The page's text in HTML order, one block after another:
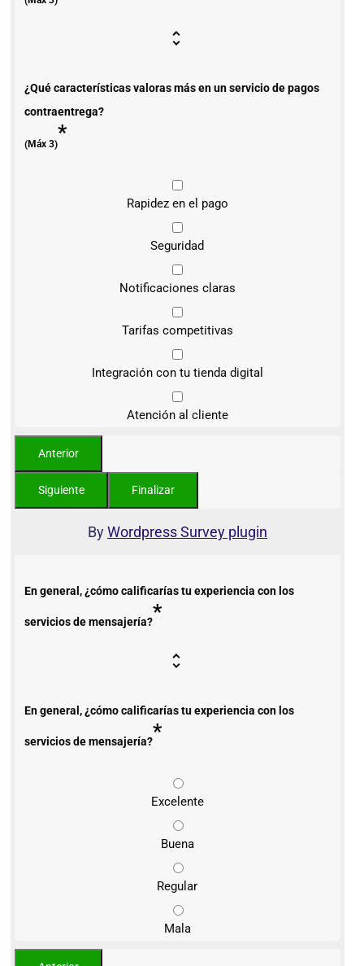
¿Qué características valoras más en un servicio de pagos
contraentrega?
(Máx 3)*
Rapidez en el pago
Seguridad
Notificaciones claras
Tarifas competitivas
Integración con tu tienda digital
Atención al cliente
ByWordpress Survey plugin
En general, ¿cómo calificarías tu experiencia con los
servicios de mensajería?*
En general, ¿cómo calificarías tu experiencia con los
servicios de mensajería?*
Excelente
Buena
Regular
Mala